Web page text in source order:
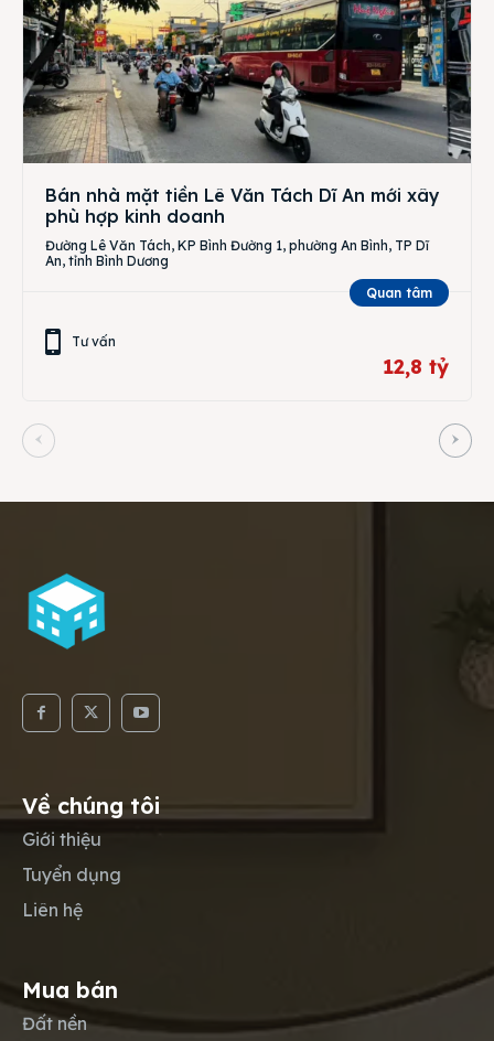
Bán nhà mặt tiền Lê Văn Tách Dĩ An mới xây
phù hợp kinh doanh
Đường Lê Văn Tách, KP Bình Đường 1, phường An Bình, TP Dĩ
An, tỉnh Bình Dương
Quan tâm
Tư vấn
12,8 tỷ
Về chúng tôi
Giới thiệu
Tuyển dụng
Liên hệ
Mua bán
Đất nền